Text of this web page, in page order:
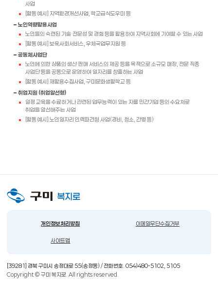
사업
[활동 예시] 지역환경개선사업, 학교급식도우미 등
노인역량활용사업
노인들의 숙련된 기술·전문성 및 경험 등을 활용하여 지역사회에 기여할 수 있는 사업
[활동 예시] 보육사회서비스, 우체국업무지원 등
공동체사업단
노인에 의한 상품의 생산·판매 서비스의 제공 등을 목적으로 소규모 매장, 전문 직종
사업단 등을 공동으로 운영하여 일자리를 창출하는 사업
[활동 예시] 재활용수집사업, 구미문화생활학교 등
취업지원 (취업알선형)
일정 교육을 수료하거나 관련된 업무능력이 있는 자를 민간기업 등의 수요처로
취업을 알선해주는 사업
[활동 예시] 노인일자리 인력파견형 사업(경비, 청소, 간병 등)
개인정보처리방침 이메일무단수집거부
사이트맵
[39281] 경북 구미시 송정대로 55(송정동) / 전화번호. 054)480-5102, 5105
Copyright © 구미 복지로. All rights reserved.